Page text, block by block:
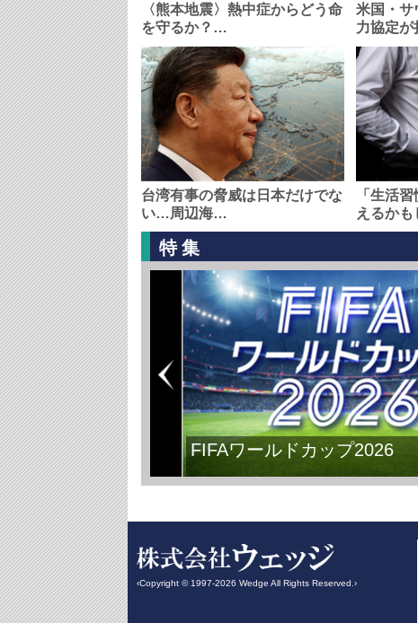
〈熊本地震〉熱中症からどう命
を守るか？…
米国・サ
力協定
台湾有事の脅威は日本だけでな
い…周辺海…
「生活
えるか
特集
FIFAワールドカップ2026
‹Copyright © 1997-2026 Wedge All Rights Reserved.›